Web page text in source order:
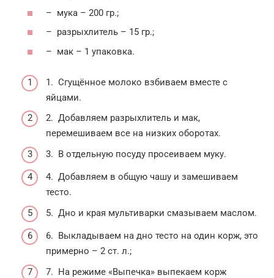
– мука – 200 гр.;
– разрыхлитель – 15 гр.;
– мак – 1 упаковка.
1. Сгущённое молоко взбиваем вместе с
яйцами.
2. Добавляем разрыхлитель и мак,
перемешиваем все на низких оборотах.
3. В отдельную посуду просеиваем муку.
4. Добавляем в общую чашу и замешиваем
тесто.
5. Дно и края мультиварки смазываем маслом.
6. Выкладываем на дно тесто на один корж, это
примерно – 2 ст. л.;
7. На режиме «Выпечка» выпекаем корж